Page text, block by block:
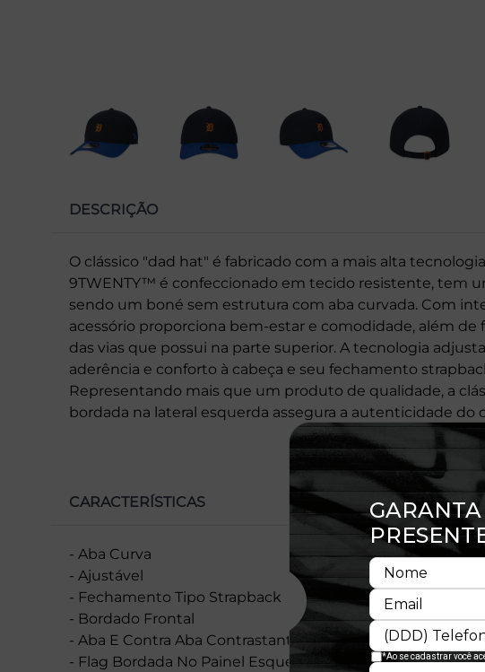
DESCRIÇÃO
O clássico "dad hat" é fabricado com a mais alta
9TWENTY™ é confeccionado em tecido resistente, tem
sendo um boné sem estrutura com aba curvada. Com
acessório proporciona bem-estar e comodidade, além de
das vias que possui na parte superior. A tecnologia
aderência e conforto à cabeça e seu fechamento
Representando mais que um produto de qualidade, a
bordada na lateral esquerda assegura a autenticidade do
CARACTERÍSTICAS
- Aba Curva
- Ajustável
- Fechamento Tipo Strapback
- Bordado Frontal
- Aba E Contra Aba Contrastantes
- Flag Bordada No Painel Esquerdo